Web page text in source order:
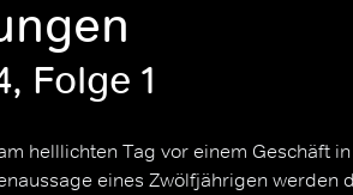
Folge 1
helllichten Tag vor einem Geschäft
eines Zwölfjährigen werden